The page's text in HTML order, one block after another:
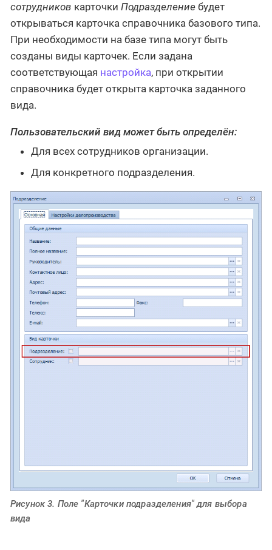
сотрудников карточки Подразделение будет
открываться карточка справочника базового типа.
При необходимости на базе типа могут быть
созданы виды карточек. Если задана
соответствующая настройка, при открытии
справочника будет открыта карточка заданного
вида.
Пользовательский вид может быть определён:
Для всех сотрудников организации.
Для конкретного подразделения.
Рисунок 3. Поле "Карточки подразделения" для выбора
вида